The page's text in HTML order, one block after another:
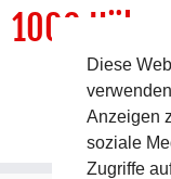
1000
DER
Diese
Anzeigen
soziale
Zugriffe